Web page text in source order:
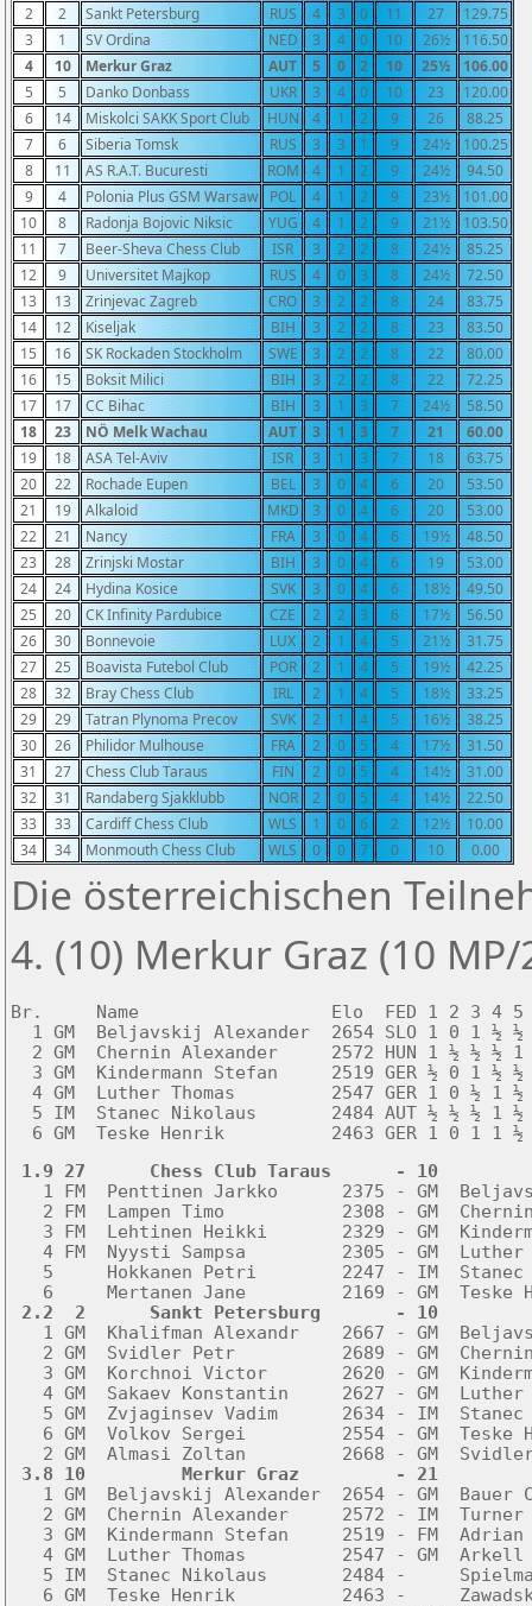
2
2 Sankt Petersburg RUS 4 3 0 11 27
129.75
3
1 SV Ordina NED 3 4 0 10 26½
116.50
4
10 Merkur Graz AUT 5 0 2 10 25½
106.00
5
5 Danko Donbass UKR 3 4 0 10 23
120.00
6
14 Miskolci SAKK Sport Club HUN 4 1 2 9 26
88.25
7
6 Siberia Tomsk RUS 3 3 1 9 24½
100.25
8
11 AS R.A.T. Bucuresti ROM 4 1 2 9 24½
94.50
9
4 Polonia Plus GSM Warsaw POL 4 1 2 9 23½
101.00
10
8 Radonja Bojovic Niksic YUG 4 1 2 9 21½
103.50
11
7 Beer-Sheva Chess Club ISR 3 2 2 8 24½
85.25
12
9 Universitet Majkop RUS 4 0 3 8 24½
72.50
13
13 Zrinjevac Zagreb CRO 3 2 2 8 24
83.75
14
12 Kiseljak BIH 3 2 2 8 23
83.50
15
16 SK Rockaden Stockholm SWE 3 2 2 8 22
80.00
16
15 Boksit Milici BIH 3 2 2 8 22
72.25
17
17 CC Bihac BIH 3 1 3 7 24½
58.50
18
23 NÖ Melk Wachau AUT 3 1 3 7 21
60.00
19
18 ASA Tel-Aviv ISR 3 1 3 7 18
63.75
20
22 Rochade Eupen BEL 3 0 4 6 20
53.50
21
19 Alkaloid MKD 3 0 4 6 20
53.00
22
21 Nancy FRA 3 0 4 6 19½
48.50
23
28 Zrinjski Mostar BIH 3 0 4 6 19
53.00
24
24 Hydina Kosice SVK 3 0 4 6 18½
49.50
25
20 CK Infinity Pardubice CZE 2 2 3 6 17½
56.50
26
30 Bonnevoie LUX 2 1 4 5 21½
31.75
27
25 Boavista Futebol Club POR 2 1 4 5 19½
42.25
28
32 Bray Chess Club IRL 2 1 4 5 18½
33.25
29
29 Tatran Plynoma Precov SVK 2 1 4 5 16½
38.25
30
26 Philidor Mulhouse FRA 2 0 5 4 17½
31.50
31
27 Chess Club Taraus FIN 2 0 5 4 14½
31.00
32
31 Randaberg Sjakklubb NOR 2 0 5 4 14½
22.50
33
33 Cardiff Chess Club WLS 1 0 6 2 12½
10.00
34
34 Monmouth Chess Club WLS 0 0 7 0 10 0.00
Die österreichischen
4. (10) Merkur Graz (10
Br.     Name                  Elo  FED 1 2 3 4 5
1 GM  Beljavskij Alexander  2654 SLO 1 0 1 ½
2 GM  Chernin Alexander     2572 HUN 1 ½ ½ ½
3 GM  Kindermann Stefan     2519 GER ½ 0 1 ½
4 GM  Luther Thomas         2547 GER 1 0 ½ 1
5 IM  Stanec Nikolaus       2484 AUT ½ ½ ½ 1
6 GM  Teske Henrik          2463 GER 1 0 1 1
1.9 27      Chess Club Taraus      - 10
1 FM  Penttinen Jarkko      2375 - GM
2 FM  Lampen Timo           2308 - GM
3 FM  Lehtinen Heikki       2329 - GM
4 FM  Nyysti Sampsa         2305 - GM
5     Hokkanen Petri        2247 - IM
2.2  2      Sankt Petersburg       - 10
1 GM  Khalifman Alexandr    2667 - GM
2 GM  Svidler Petr          2689 - GM
3 GM  Korchnoi Victor       2620 - GM
4 GM  Sakaev Konstantin     2627 - GM
5 GM  Zvjaginsev Vadim      2634 - IM
6 GM  Volkov Sergei         2554 - GM  Teske
3.8 10         Merkur Graz         - 21
1 GM  Beljavskij Alexander  2654 - GM
2 GM  Chernin Alexander     2572 - IM
3 GM  Kindermann Stefan     2519 - FM
4 GM  Luther Thomas         2547 - GM
5 IM  Stanec Nikolaus       2484 -
6 GM  Teske Henrik          2463 -